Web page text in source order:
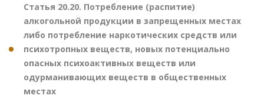
Статья 20.20. Потребление (распитие)
алкогольной продукции в запрещенных местах
либо потребление наркотических средств или
психотропных веществ, новых потенциально
опасных психоактивных веществ или
одурманивающих веществ в общественных
местах